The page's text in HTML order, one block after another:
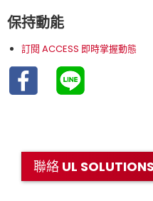
保持動能
訂閱 ACCESS 即時掌握動態
聯絡 UL SOLUTIONS